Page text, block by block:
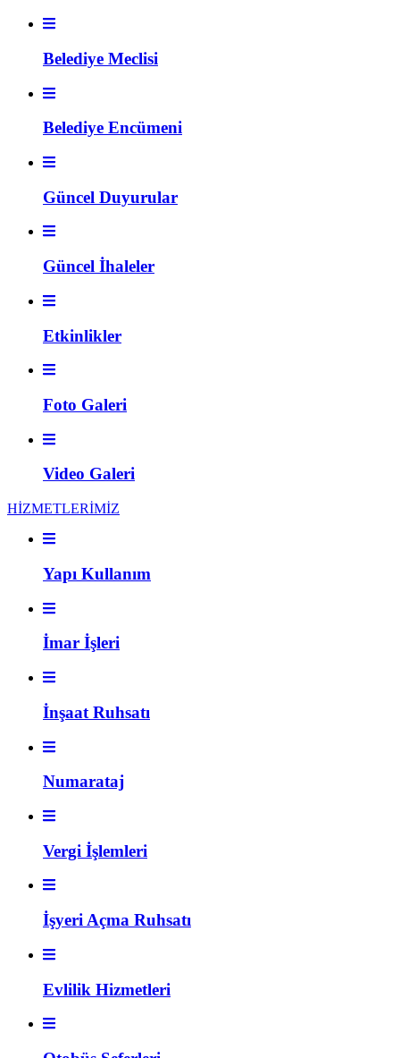
Belediye Meclisi
Belediye Encümeni
Güncel Duyurular
Güncel İhaleler
Etkinlikler
Foto Galeri
Video Galeri
HİZMETLERİMİZ
Yapı Kullanım
İmar İşleri
İnşaat Ruhsatı
Numarataj
Vergi İşlemleri
İşyeri Açma Ruhsatı
Evlilik Hizmetleri